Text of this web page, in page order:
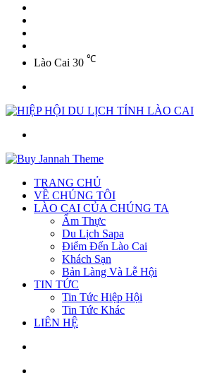
Lào Cai 30 ℃
TRANG CHỦ
VỀ CHÚNG TÔI
LÀO CAI CỦA CHÚNG TA
Ẩm Thực
Du Lịch Sapa
Điểm Đến Lào Cai
Khách Sạn
Bản Làng Và Lễ Hội
TIN TỨC
Tin Tức Hiệp Hội
Tin Tức Khác
LIÊN HỆ